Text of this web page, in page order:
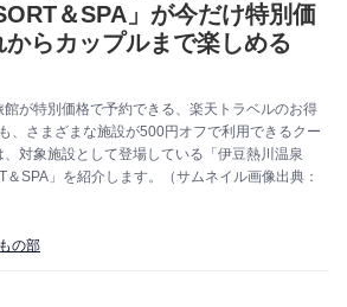
＆SPA」が今だけ特別価
らカップルまで楽しめる
が特別価格で予約できる、楽天トラベルのお得
、さまざまな施設が500円オフで利用できるクー
、対象施設として登場している「伊豆熱川温泉
SPA」を紹介します。（サムネイル画像出典：
の部